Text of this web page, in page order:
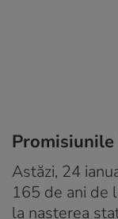
Astăzi, 24
165 de ani de
la nașterea